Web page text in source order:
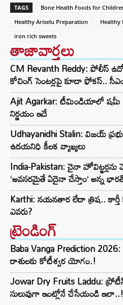
TAGS Bone Health Foods for
Healthy Ariselu Preparation
Healthy
iron rich sweets
తాజావార్తలు
CM Revanth Reddy: పోలీస్
కోచింగ్ సెంటర్లపై కూడా ఫోకస్..
Ajit Agarkar: టీమిండియాలో షమీ
నిర్ణయం ఇదే
Udhayanidhi Stalin: విజయ్
ఉదయనిధి కీలక వ్యాఖ్యలు
India-Pakistan: చైనా
‘అవసరమైతే ఏదైనా చేస్తాం’ అన్న
Karthi: నయనతార లేదా త్రిష..
ఎవరు?
ట్రెండింగ్‌
Baba Vanga Prediction
రాశులకు కోటీశ్వర యోగం.!
Jowar Dry Fruits Laddu: ప్రోటీన్
సులువుగా ఇంట్లోనే చేసేయండి ఇలా..!